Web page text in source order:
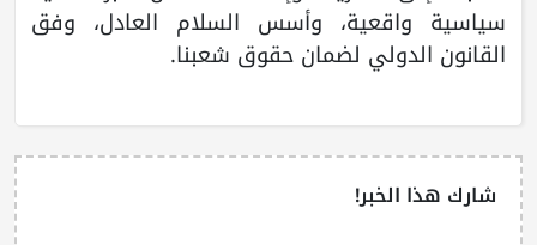
سياسية واقعية، وأسس السلام العادل، وفق
القانون الدولي لضمان حقوق شعبنا.
شارك هذا الخبر!